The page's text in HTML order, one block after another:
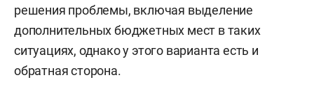
решения проблемы, включая выделение
дополнительных бюджетных мест в таких
ситуациях, однако у этого варианта есть и
обратная сторона.